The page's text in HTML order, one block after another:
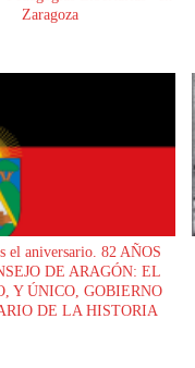
Zaragoza
el aniversario. 82 AÑOS
DE ARAGÓN: EL
Y ÚNICO, GOBIERNO
DE LA HISTORIA